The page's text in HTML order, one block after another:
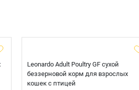
Leonardo Adult Poultry GF сухой
беззерновой корм для взрослых
кошек с птицей